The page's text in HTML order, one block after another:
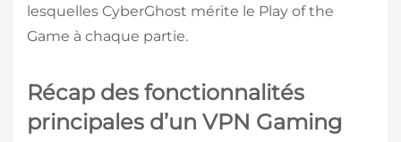
lesquelles CyberGhost mérite le Play of the
Game à chaque partie.
Récap des fonctionnalités
principales d’un VPN Gaming